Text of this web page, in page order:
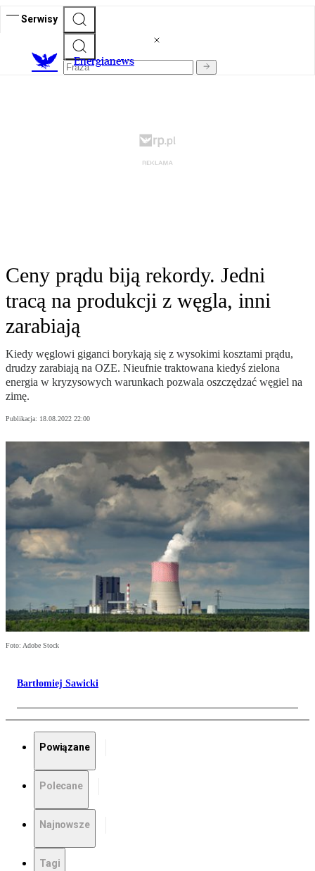
Serwisy
Energianews
Ceny prądu biją rekordy. Jedni
tracą na produkcji z węgla, inni
zarabiają
Kiedy węglowi giganci borykają się z wysokimi kosztami prądu,
drudzy zarabiają na OZE. Nieufnie traktowana kiedyś zielona
energia w kryzysowych warunkach pozwala oszczędzać węgiel na
zimę.
Publikacja: 18.08.2022 22:00
Foto: Adobe Stock
Bartłomiej Sawicki
Powiązane
Polecane
Najnowsze
Tagi